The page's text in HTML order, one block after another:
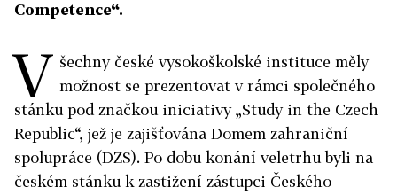
Competence“.
V šechny české vysokoškolské instituce měly
možnost se prezentovat v rámci společného
stánku pod značkou iniciativy „Study in the Czech
Republic“, jež je zajišťována Domem zahraniční
spolupráce (DZS). Po dobu konání veletrhu byli na
českém stánku k zastižení zástupci Českého